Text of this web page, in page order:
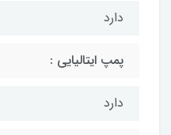
دارد
پمپ ایتالیایی :
دارد